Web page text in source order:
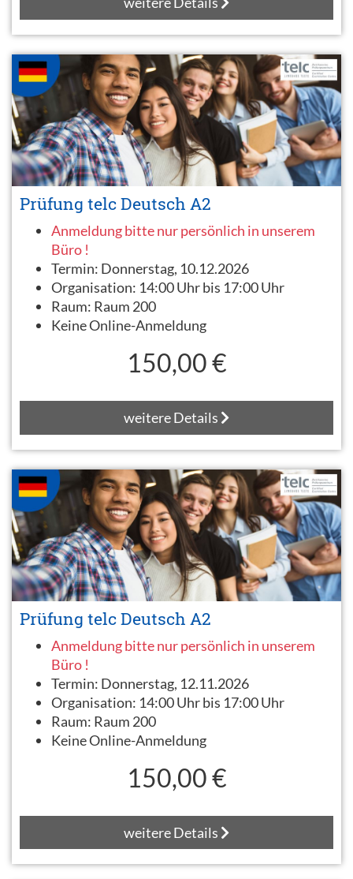
Prüfung telc Deutsch A2
Anmeldung bitte nur persönlich in unserem
Büro !
Termin: Donnerstag, 10.12.2026
Organisation: 14:00 Uhr bis 17:00 Uhr
Raum: Raum 200
Keine Online-Anmeldung
150,00 €
weitere Details
Prüfung telc Deutsch A2
Anmeldung bitte nur persönlich in unserem
Büro !
Termin: Donnerstag, 12.11.2026
Organisation: 14:00 Uhr bis 17:00 Uhr
Raum: Raum 200
Keine Online-Anmeldung
150,00 €
weitere Details